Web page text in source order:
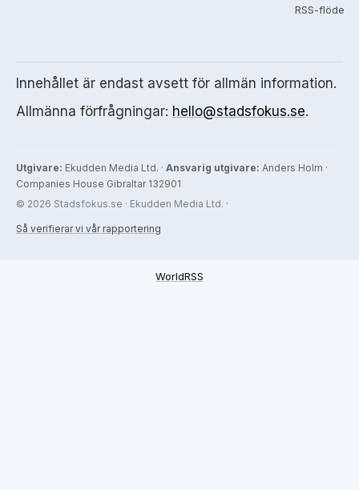
RSS-flöde
Innehållet är endast avsett för allmän information.
Allmänna förfrågningar: hello@stadsfokus.se.
Utgivare: Ekudden Media Ltd. · Ansvarig utgivare: Anders Holm ·
Companies House Gibraltar 132901
© 2026 Stadsfokus.se · Ekudden Media Ltd. ·
Så verifierar vi vår rapportering
WorldRSS